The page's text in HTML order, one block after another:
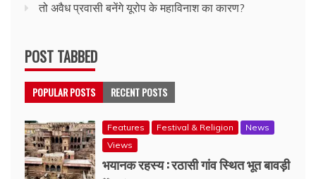
तो अवैध प्रवासी बनेंगे यूरोप के महाविनाश का कारण?
POST TABBED
POPULAR POSTS RECENT POSTS
Features Festival & Religion
News
Views
भयानक रहस्य : रठासी गांव स्थित भूत बावड़ी